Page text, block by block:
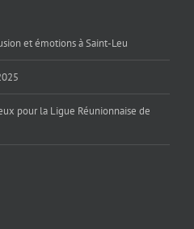
et émotions à Saint-Leu
pour la Ligue Réunionnaise de